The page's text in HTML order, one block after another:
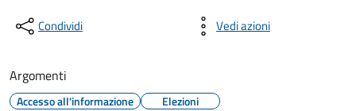
Condividi Vedi azioni
Argomenti
Accesso all'informazione Elezioni